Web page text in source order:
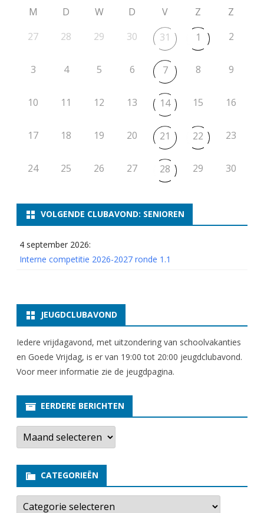
M D W D V Z
Z
27
28 29 30 31 1 2
3 4 5 6 7 8 9
10 11 12 13 14 15 16
17 18 19 20 21 22 23
24 25 26 27 28 29 30
VOLGENDE CLUBAVOND: SENIOREN
4 september 2026:
Interne competitie 2026-2027 ronde 1.1
JEUGDCLUBAVOND
Iedere vrijdagavond, met uitzondering van schoolvakanties
en Goede Vrijdag, is er van 19:00 tot 20:00 jeugdclubavond.
Voor meer informatie zie de jeugdpagina.
EERDERE BERICHTEN
E
r
e
e
b
CATEGORIEËN
C